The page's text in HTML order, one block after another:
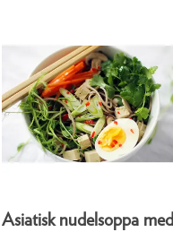
Asiatisk nudelsoppa med